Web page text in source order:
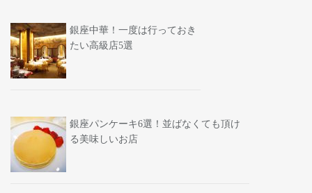
銀座中華！一度は行っておき
たい高級店5選
銀座パンケーキ6選！並ばなくても頂け
る美味しいお店